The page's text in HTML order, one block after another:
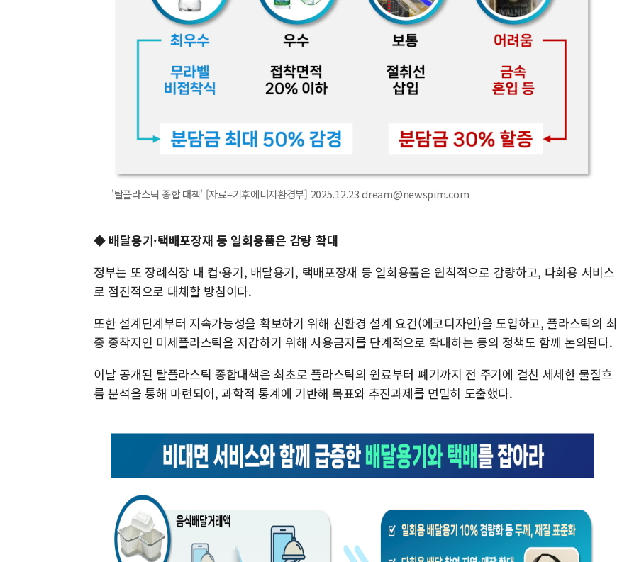
'탈플라스틱 종합 대책' [자료=기후에너지환경부] 2025.12.23 dream@newspim.com
◆ 배달용기·택배포장재 등 일회용품은 감량 확대
정부는 또 장례식장 내 컵·용기, 배달용기, 택배포장재 등 일회용품은 원칙적으로 감량하고, 다회용 서비스
로 점진적으로 대체할 방침이다.
또한 설계단계부터 지속가능성을 확보하기 위해 친환경 설계 요건(에코디자인)을 도입하고, 플라스틱의 최
종 종착지인 미세플라스틱을 저감하기 위해 사용금지를 단계적으로 확대하는 등의 정책도 함께 논의된다.
이날 공개된 탈플라스틱 종합대책은 최초로 플라스틱의 원료부터 폐기까지 전 주기에 걸친 세세한 물질흐
름 분석을 통해 마련되어, 과학적 통계에 기반해 목표와 추진과제를 면밀히 도출했다.